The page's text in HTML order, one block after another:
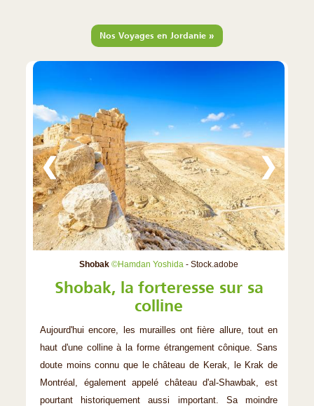
Nos Voyages en Jordanie »
Shobak ©Hamdan Yoshida - Stock.adobe
❮ ❯
Shobak, la forteresse sur sa
colline
Aujourd'hui encore, les murailles ont fière allure, tout en
haut d'une colline à la forme étrangement cônique. Sans
doute moins connu que le château de Kerak, le Krak de
Montréal, également appelé château d'al-Shawbak, est
pourtant historiquement aussi important. Sa moindre